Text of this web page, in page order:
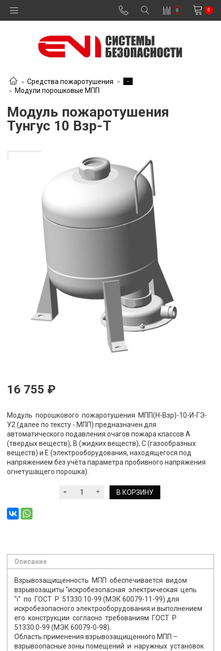
0 0
Средства пожаротушения
-
Модули порошковые МПП
Модуль пожаротушения
Тунгус 10 Взр-Т
16 755 ₽
Модуль порошкового пожаротушения МПП(Н-Взр)-10-И-ГЭ-
У2 (далее по тексту - МПП) предназначен для
автоматического подавления очагов пожара классов А
(твердых веществ), В (жидких веществ), С (газообразных
веществ) и Е (электрооборудования, находящегося под
напряжением без учёта параметра пробивного напряжения
огнетушащего порошка).
В КОРЗИНУ
Описание
Взрывозащищенность МПП обеспечивается видом
взрывозащиты "искробезопасная электрическая цепь
"i" по ГОСТ Р 51330.10-99 (МЭК 60079-11-99) для
искробезопасного электрооборудования и выполнением
его конструкции согласно требованиям ГОСТ Р
51330.0-99 (МЭК 60079-0-98).
Область применения взрывозащищенного МПП –
взрывоопасные зоны помещений и наружных установок